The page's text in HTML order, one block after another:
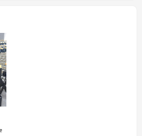
motorizado FWDO-50-
de rodillos accionado
varios motorreductores sin
WJ4.3. El motor
y presenta una estructura
de diámetro. Se pueden
flexibles
ganchos de conexión para
distancias de transporte.